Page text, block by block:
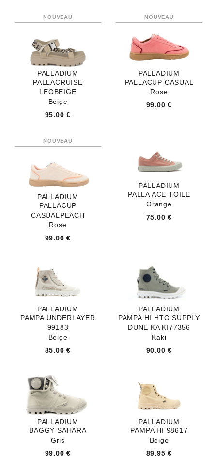
PALLADIUM
PALLACRUISE
LEOBEIGE
Beige
95.00 €
PALLADIUM
PALLACUP CASUAL
Rose
99.00 €
PALLADIUM
PALLACUP
CASUALPEACH
Rose
99.00 €
PALLADIUM
PALLA ACE TOILE
Orange
75.00 €
PALLADIUM
PAMPA UNDERLAYER
99183
Beige
85.00 €
PALLADIUM
PAMPA HI HTG SUPPLY
DUNE KA KI77356
Kaki
90.00 €
PALLADIUM
BAGGY SAHARA
Gris
99.00 €
PALLADIUM
PAMPA HI 98617
Beige
89.95 €